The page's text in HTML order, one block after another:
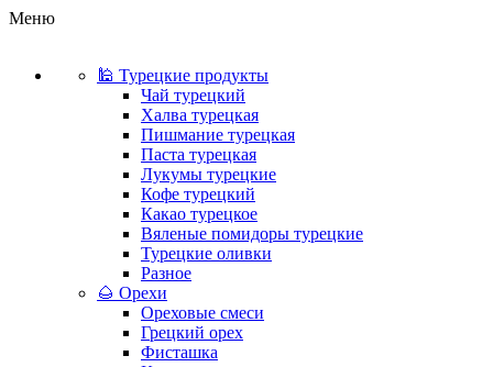
Меню
🕌 Турецкие продукты
Чай турецкий
Халва турецкая
Пишмание турецкая
Паста турецкая
Лукумы турецкие
Кофе турецкий
Какао турецкое
Вяленые помидоры турецкие
Турецкие оливки
Разное
🌰 Орехи
Ореховые смеси
Грецкий орех
Фисташка